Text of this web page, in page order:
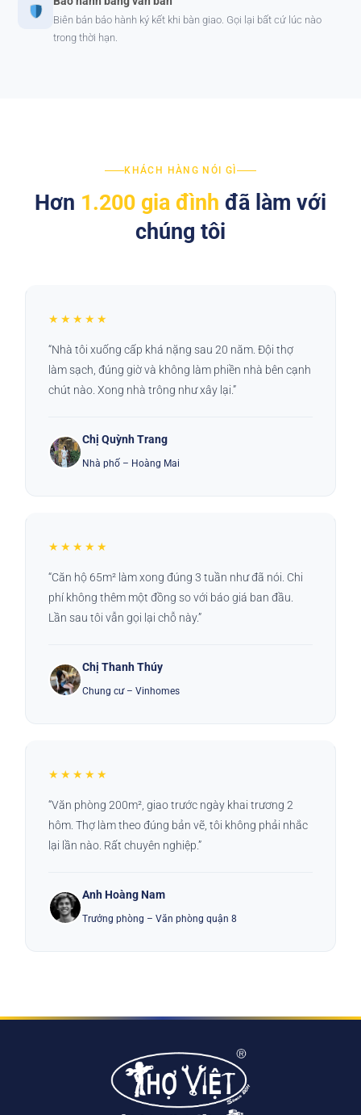
Biên bản bảo hành ký kết khi bàn giao. Gọi lại bất cứ lúc nào
trong thời hạn.
KHÁCH HÀNG NÓI GÌ
Hơn 1.200 gia đình đã làm với
chúng tôi
★★★★★
“Nhà tôi xuống cấp khá nặng sau 20 năm. Đội thợ
làm sạch, đúng giờ và không làm phiền nhà bên cạnh
chút nào. Xong nhà trông như xây lại.”
Chị Quỳnh Trang
Nhà phố – Hoàng Mai
★★★★★
“Căn hộ 65m² làm xong đúng 3 tuần như đã nói. Chi
phí không thêm một đồng so với báo giá ban đầu.
Lần sau tôi vẫn gọi lại chỗ này.”
Chị Thanh Thúy
Chung cư – Vinhomes
★★★★★
“Văn phòng 200m², giao trước ngày khai trương 2
hôm. Thợ làm theo đúng bản vẽ, tôi không phải nhắc
lại lần nào. Rất chuyên nghiệp.”
Anh Hoàng Nam
Trưởng phòng – Văn phòng quận 8